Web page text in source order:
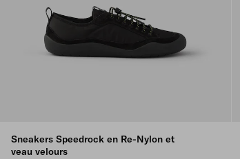
Sneakers Speedrock en Re-Nylon et
veau velours